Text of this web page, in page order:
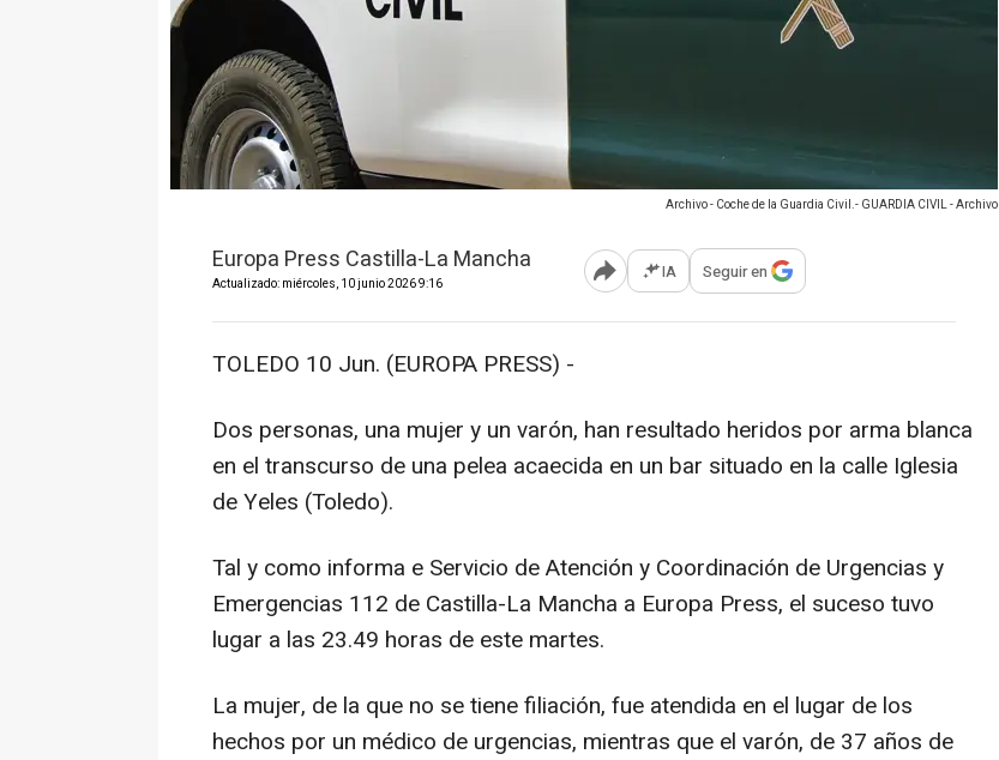
Archivo - Coche de la Guardia Civil.- GUARDIA CIVIL - Archivo
Europa Press Castilla-La Mancha
Actualizado: miércoles, 10 junio 2026 9:16 Abrir opciones para compartir
IA Seguir en
TOLEDO 10 Jun. (EUROPA PRESS) -
Dos personas, una mujer y un varón, han resultado heridos por arma blanca
en el transcurso de una pelea acaecida en un bar situado en la calle Iglesia
de Yeles (Toledo).
Tal y como informa e Servicio de Atención y Coordinación de Urgencias y
Emergencias 112 de Castilla-La Mancha a Europa Press, el suceso tuvo
lugar a las 23.49 horas de este martes.
La mujer, de la que no se tiene filiación, fue atendida en el lugar de los
hechos por un médico de urgencias, mientras que el varón, de 37 años de